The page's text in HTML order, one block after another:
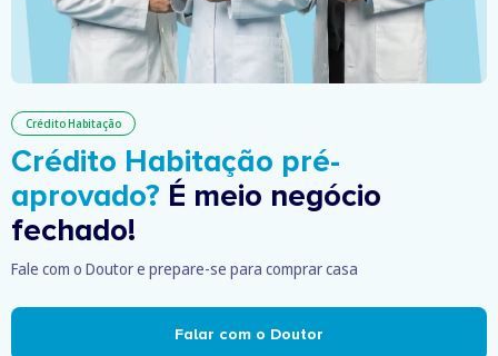
Crédito Habitação
Crédito Habitação pré-
aprovado? É meio negócio
fechado!
Fale com o Doutor e prepare-se para comprar casa
Falar com o Doutor